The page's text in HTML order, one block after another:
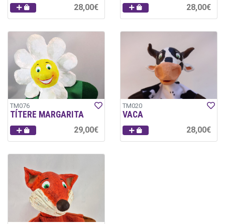
28,00€ 28,00€
TM076
TÍTERE MARGARITA
29,00€
TM020
VACA
28,00€